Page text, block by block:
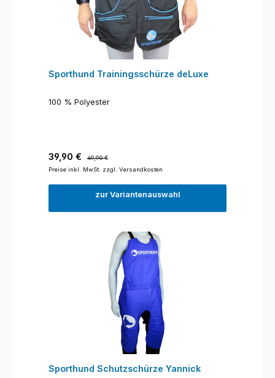
Sporthund Trainingsschürze deLuxe
100 % Polyester
Verkaufspreis:
39,90 €
49,90 €
Preise inkl. MwSt. zzgl. Versandkosten
zur Variantenauswahl
Sporthund Schutzschürze Yannick